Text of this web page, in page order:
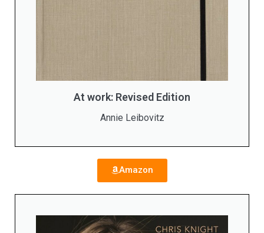
At work: Revised Edition
Annie Leibovitz
Amazon